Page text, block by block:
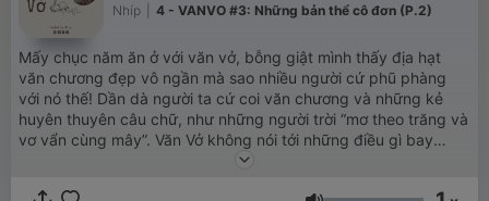
Nhíp 4 - VANVO #3: Những bản thể cô đơn (P.2)
Mấy chục năm ăn ở với văn vở, bỗng giật mình thấy địa hạt
văn chương đẹp vô ngần mà sao nhiều người cứ phũ phàng
với nó thế! Dần dà người ta cứ coi văn chương và những kẻ
huyên thuyên câu chữ, như những người trời “mơ theo trăng và
vơ vẩn cùng mây”. Văn Vở không nói tới những điều gì bay
bướm, hoa mĩ như nghĩa nó vốn là, mà sẽ lật lại những khía